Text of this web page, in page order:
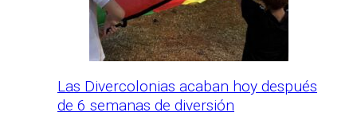
Las Divercolonias acaban hoy después
de 6 semanas de diversión